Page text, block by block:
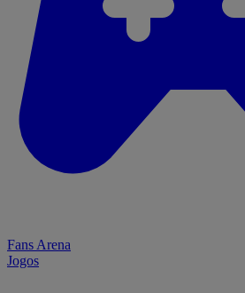
Fans Arena
Jogos